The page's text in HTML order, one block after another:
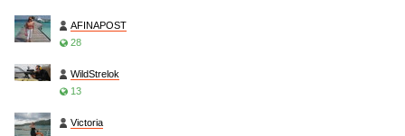
AFINAPOST
28
WildStrelok
13
Victoria